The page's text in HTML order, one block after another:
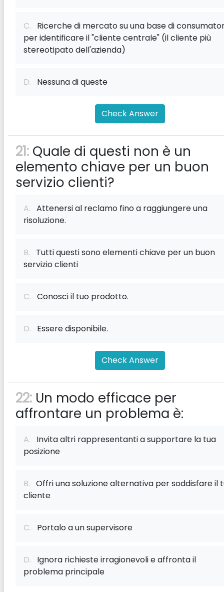
C. Ricerche di mercato su una base di
per identificare il "cliente centrale" (il cliente più
stereotipato dell'azienda)
D. Nessuna di queste
Check Answer
21: Quale di questi non è un
elemento chiave per un buon
servizio clienti?
A. Attenersi al reclamo fino a raggiungere una
risoluzione.
B. Tutti questi sono elementi chiave per un buon
servizio clienti
C. Conosci il tuo prodotto.
D. Essere disponibile.
Check Answer
22: Un modo efficace per
affrontare un problema è:
A. Invita altri rappresentanti a supportare la tua
posizione
B. Offri una soluzione alternativa per soddisfare il
cliente
C. Portalo a un supervisore
D. Ignora richieste irragionevoli e affronta il
problema principale